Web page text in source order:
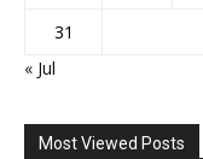
31
« Jul
Most Viewed Posts